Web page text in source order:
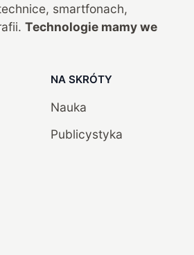
smartfonach,
Technologie mamy we
NA SKRÓTY
Nauka
Publicystyka